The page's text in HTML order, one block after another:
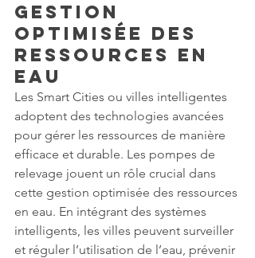
Gestion
Optimisée des
Ressources en
Eau
Les Smart Cities ou villes intelligentes
adoptent des technologies avancées
pour gérer les ressources de manière
efficace et durable. Les pompes de
relevage jouent un rôle crucial dans
cette gestion optimisée des ressources
en eau. En intégrant des systèmes
intelligents, les villes peuvent surveiller
et réguler l’utilisation de l’eau, prévenir